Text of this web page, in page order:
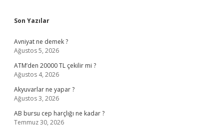
Sidebar
Son Yazılar
Avniyat ne demek ?
Ağustos 5, 2026
ATM’den 20000 TL çekilir mi ?
Ağustos 4, 2026
Akyuvarlar ne yapar ?
Ağustos 3, 2026
AB bursu cep harçlığı ne kadar ?
Temmuz 30, 2026